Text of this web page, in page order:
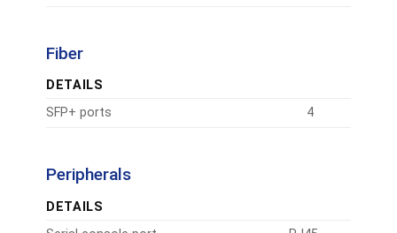
Fiber
DETAILS
SFP+ ports
4
Peripherals
DETAILS